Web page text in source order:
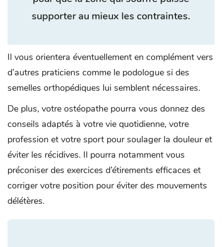
supporter au mieux les contraintes.
Il vous orientera éventuellement en complément vers
d’autres praticiens comme le podologue si des
semelles orthopédiques lui semblent nécessaires.
De plus, votre ostéopathe pourra vous donnez des
conseils adaptés à votre vie quotidienne, votre
profession et votre sport pour soulager la douleur et
éviter les récidives. Il pourra notamment vous
préconiser des exercices d’étirements efficaces et
corriger votre position pour éviter des mouvements
délétères.